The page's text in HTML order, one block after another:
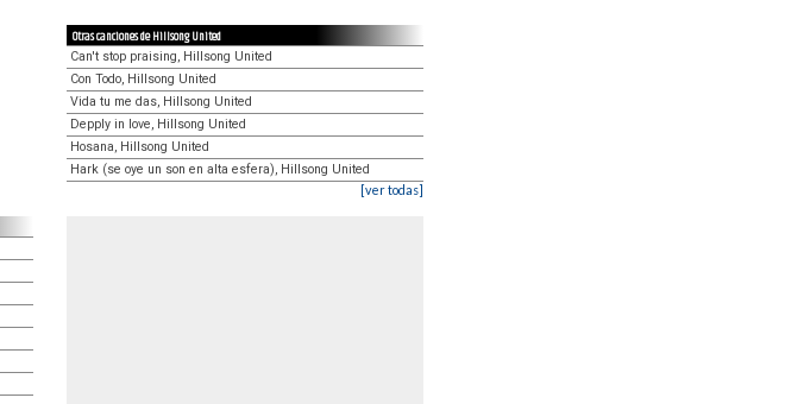
Otras canciones de Hillsong United
Can't stop praising, Hillsong United
Con Todo, Hillsong United
Vida tu me das, Hillsong United
Depply in love, Hillsong United
Hosana, Hillsong United
Hark (se oye un son en alta esfera), Hillsong United
[ver todas]